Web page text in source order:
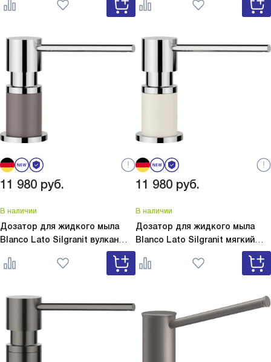
11 980 руб.
В наличии
Дозатор для жидкого мыла
Blanco Lato Silgranit вулкан
Lato Silgranit вулкан
серый 526954
11 980 руб.
В наличии
Дозатор для жидкого мыла
Blanco Lato Silgranit мягкий
Lato Silgranit мягкий
белый 526955